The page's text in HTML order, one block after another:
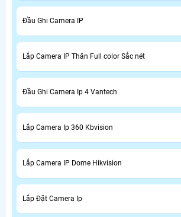
Đầu Ghi Camera IP
Lắp Camera IP Thân Full color Sắc nét
Đầu Ghi Camera Ip 4 Vantech
Lắp Camera Ip 360 Kbvision
Lắp Camera IP Dome Hikvision
Lắp Đặt Camera Ip